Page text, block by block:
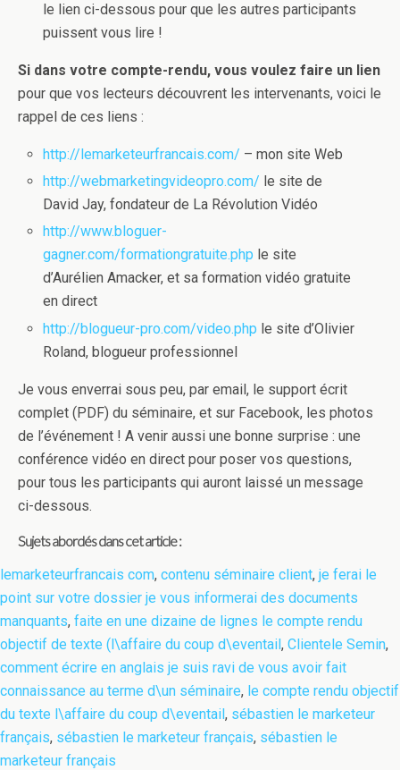
le lien ci-dessous pour que les autres participants
puissent vous lire !
Si dans votre compte-rendu, vous voulez faire un lien
pour que vos lecteurs découvrent les intervenants, voici le
rappel de ces liens :
http://lemarketeurfrancais.com/ – mon site Web
http://webmarketingvideopro.com/ le site de
David Jay, fondateur de La Révolution Vidéo
http://www.bloguer-
gagner.com/formationgratuite.php le site
d’Aurélien Amacker, et sa formation vidéo gratuite
en direct
http://blogueur-pro.com/video.php le site d’Olivier
Roland, blogueur professionnel
Je vous enverrai sous peu, par email, le support écrit
complet (PDF) du séminaire, et sur Facebook, les photos
de l’événement ! A venir aussi une bonne surprise : une
conférence vidéo en direct pour poser vos questions,
pour tous les participants qui auront laissé un message
ci-dessous.
Sujets abordés dans cet article :
lemarketeurfrancais com, contenu séminaire client, je ferai le
point sur votre dossier je vous informerai des documents
manquants, faite en une dizaine de lignes le compte rendu
objectif de texte (l\affaire du coup d\eventail, Clientele Semin,
comment écrire en anglais je suis ravi de vous avoir fait
connaissance au terme d\un séminaire, le compte rendu objectif
du texte l\affaire du coup d\eventail, sébastien le marketeur
français, sébastien le marketeur français, sébastien le
marketeur français